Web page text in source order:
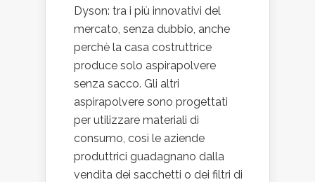
Dyson: tra i più innovativi del
mercato, senza dubbio, anche
perchè la casa costruttrice
produce solo aspirapolvere
senza sacco. Gli altri
aspirapolvere sono progettati
per utilizzare materiali di
consumo, così le aziende
produttrici guadagnano dalla
vendita dei sacchetti o dei filtri di